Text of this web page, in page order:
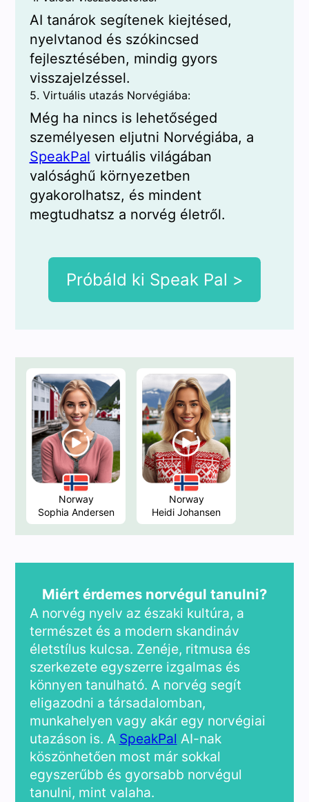
AI tanárok segítenek kiejtésed,
nyelvtanod és szókincsed
fejlesztésében, mindig gyors
visszajelzéssel.
5. Virtuális utazás Norvégiába:
Még ha nincs is lehetőséged
személyesen eljutni Norvégiába, a
SpeakPal virtuális világában
valósághű környezetben
gyakorolhatsz, és mindent
megtudhatsz a norvég életről.
Próbáld ki Speak Pal >
Norway
Sophia Andersen
Norway
Heidi Johansen
Miért érdemes norvégul tanulni?
A norvég nyelv az északi kultúra, a
természet és a modern skandináv
életstílus kulcsa. Zenéje, ritmusa és
szerkezete egyszerre izgalmas és
könnyen tanulható. A norvég segít
eligazodni a társadalomban,
munkahelyen vagy akár egy norvégiai
utazáson is. A SpeakPal AI-nak
köszönhetően most már sokkal
egyszerűbb és gyorsabb norvégul
tanulni, mint valaha.